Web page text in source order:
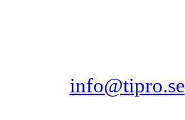
info@tipro.se